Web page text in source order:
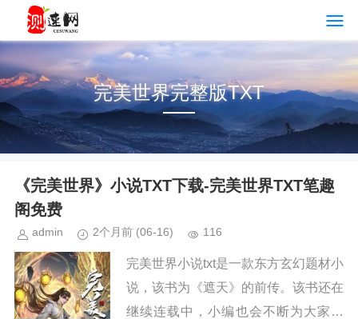
完美世界完整版TXT
《完美世界》小说TXT下载-完美世界TXT笔趣
阁免费
admin 2个月前 (06-16) 116
完美世界小说txt是一款东方玄幻题材小
说，该书为《遮天》的前传。该书还在
继续连载中，小编也会不断为大家更